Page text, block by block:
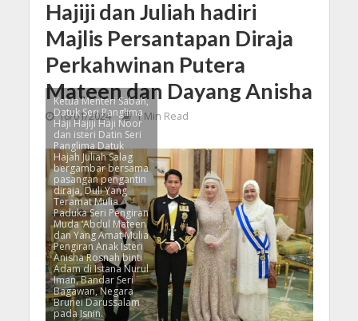
Hajiji dan Juliah hadiri
Majlis Persantapan Diraja
Perkahwinan Putera
Mateen dan Dayang Anisha
16/01/2024 1 Min Read
Ketua Menteri Sabah,
Datuk Seri Panglima
Haji Hajiji Haji Noor
dan isteri Datin Seri
Panglima Datuk
Hajah Juliah Salag
bergambar bersama
pasangan pengantin
diraja, Duli Yang
Teramat Mulia
Paduka Seri Pengiran
Muda ‘Abdul Mateen
dan Yang Amat Mulia
Pengiran Anak Isteri
Anisha Rosnah binti
Adam di Istana Nurul
Iman, Bandar Seri
Bagawan, Negara
Brunei Darussalam
pada Isnin.